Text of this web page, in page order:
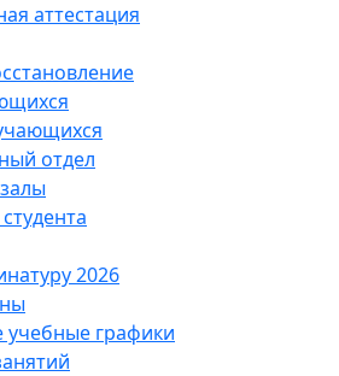
аттестация
отдел
2026
учебные графики